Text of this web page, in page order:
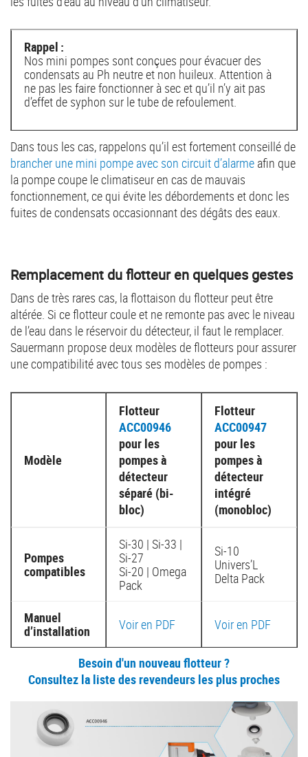
Rappel :
Nos mini pompes sont conçues pour évacuer des
condensats au Ph neutre et non huileux. Attention à
ne pas les faire fonctionner à sec et qu’il n’y ait pas
d’effet de syphon sur le tube de refoulement.
Dans tous les cas, rappelons qu’il est fortement conseillé de
brancher une mini pompe avec son circuit d’alarme afin que
la pompe coupe le climatiseur en cas de mauvais
fonctionnement, ce qui évite les débordements et donc les
fuites de condensats occasionnant des dégâts des eaux.
Remplacement du flotteur en quelques gestes
Dans de très rares cas, la flottaison du flotteur peut être
altérée. Si ce flotteur coule et ne remonte pas avec le niveau
de l’eau dans le réservoir du détecteur, il faut le remplacer.
Sauermann propose deux modèles de flotteurs pour assurer
une compatibilité avec tous ses modèles de pompes :
Modèle
Flotteur
ACC00946
pour les
pompes à
détecteur
séparé (bi-
bloc)
Flotteur
ACC00947
pour les
pompes à
détecteur
intégré
(monobloc)
Pompes
compatibles
Si-30 | Si-33 |
Si-27
Si-20 | Omega
Pack
Si-10
Univers’L
Delta Pack
Manuel
d’installation
Voir en PDF Voir en PDF
Besoin d'un nouveau flotteur ?
Consultez la liste des revendeurs les plus proches